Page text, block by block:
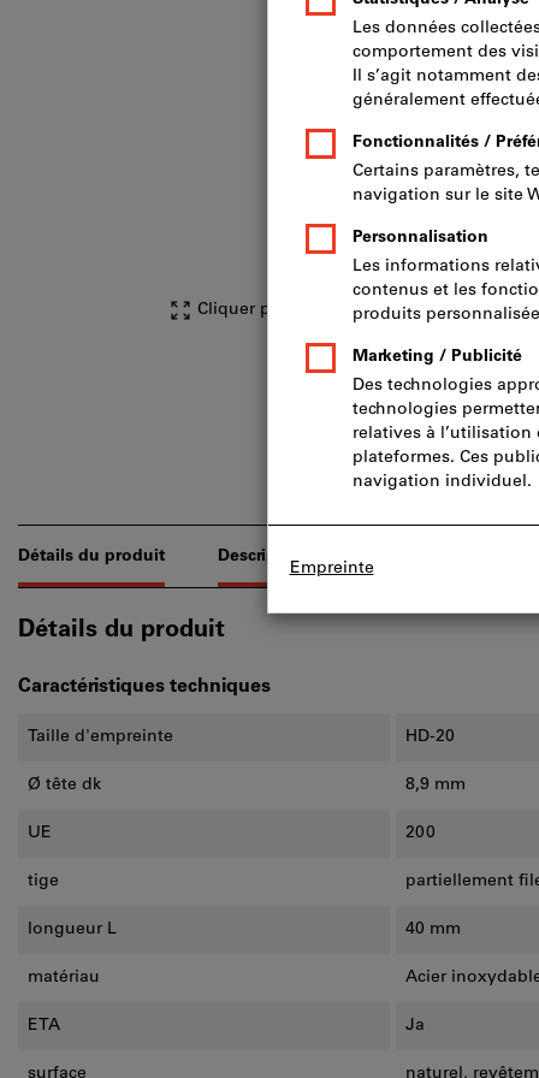
Cliquer pour agrandir l’image
Détails du produit Description
Détails du produit
Caractéristiques techniques
Taille d'empreinte HD-20
Ø tête dk 8,9 mm
UE 200
tige partiellement
longueur L 40 mm
matériau Acier
ETA Ja
surface naturel,